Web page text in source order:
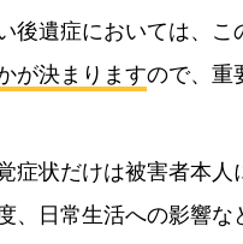
後遺症においては、こ
が決まりますので、重
状だけは被害者本人
、日常生活への影響な